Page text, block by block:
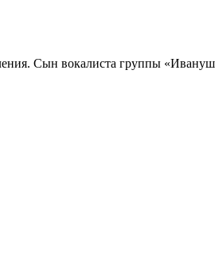
Сын вокалиста группы